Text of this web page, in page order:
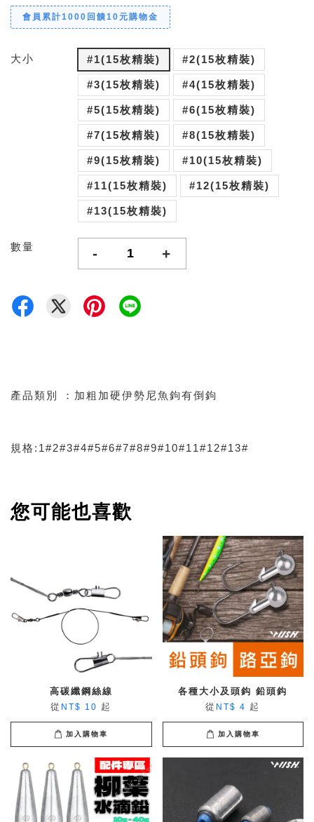
會員累計1000回饋10元購物金
大小 #1(15枚精裝) #2(15枚精裝)
#3(15枚精裝) #4(15枚精裝)
#5(15枚精裝) #6(15枚精裝)
#7(15枚精裝) #8(15枚精裝)
#9(15枚精裝) #10(15枚精裝)
#11(15枚精裝) #12(15枚精裝)
#13(15枚精裝)
數量 - +
產品類別 ：加粗加硬伊勢尼魚鉤有倒鉤
規格:1#2#3#4#5#6#7#8#9#10#11#12#13#
您可能也喜歡
高碳纖鋼絲線
從 NT$ 10 起
加入購物車
各種大小及頭鈎 鉛頭鈎
從 NT$ 4 起
加入購物車